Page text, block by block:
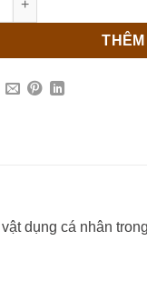
dụng cá nhân